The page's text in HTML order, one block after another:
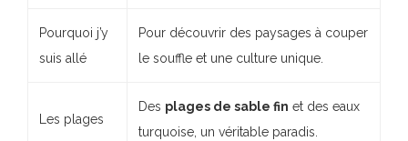
Pourquoi j’y
suis allé
Pour découvrir des paysages à couper
le souffle et une culture unique.
Les plages
Des plages de sable fin et des eaux
turquoise, un véritable paradis.